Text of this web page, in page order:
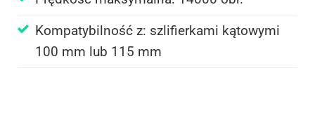
Kompatybilność z: szlifierkami kątowymi
100 mm lub 115 mm